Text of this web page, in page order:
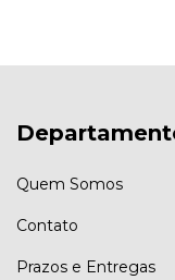
Quem Somos
Contato
Prazos e Entregas